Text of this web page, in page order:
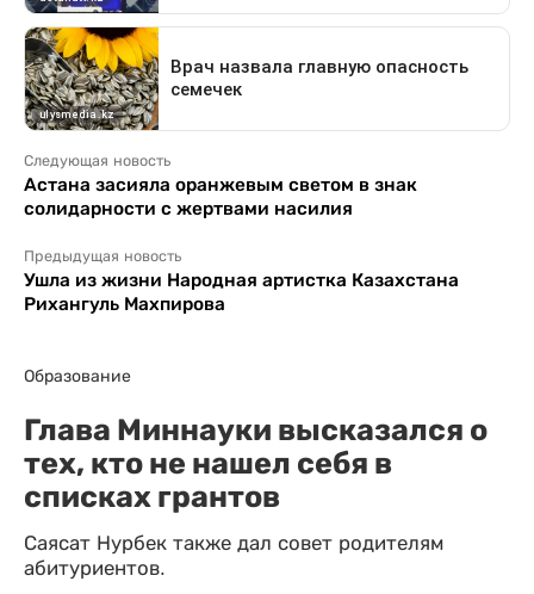
Следующая новость
Астана засияла оранжевым светом в знак
солидарности с жертвами насилия
Предыдущая новость
Ушла из жизни Народная артистка Казахстана
Рихангуль Махпирова
Образование
Глава Миннауки высказался о
тех, кто не нашел себя в
списках грантов
Саясат Нурбек также дал совет родителям
абитуриентов.